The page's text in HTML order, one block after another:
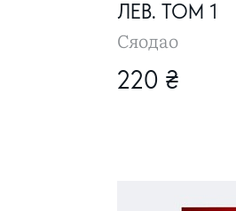
ЛЕВ. ТОМ 1
Сяодао
220 ₴